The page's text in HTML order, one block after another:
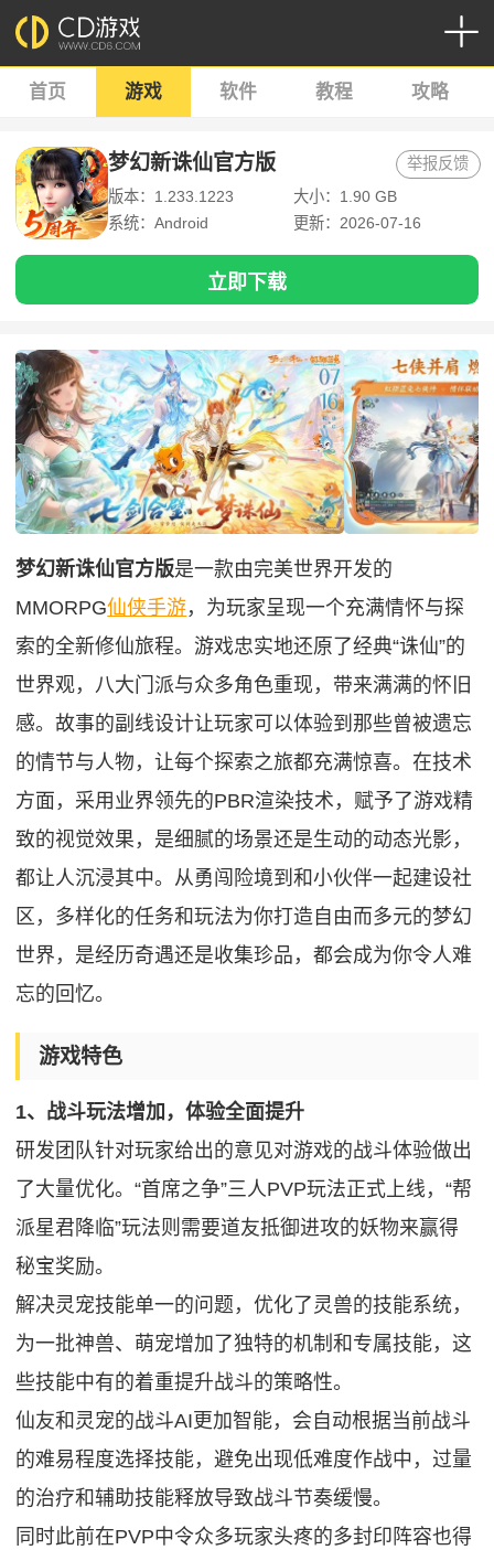
首页 游戏 软件 教程 攻略
梦幻新诛仙官方版
版本：1.233.1223
大小：1.90 GB
系统：Android
更新：2026-07-16
举报反馈
立即下载
梦幻新诛仙官方版是一款由完美世界开发的
MMORPG仙侠手游，为玩家呈现一个充满情怀与探
索的全新修仙旅程。游戏忠实地还原了经典“诛仙”的
世界观，八大门派与众多角色重现，带来满满的怀旧
感。故事的副线设计让玩家可以体验到那些曾被遗忘
的情节与人物，让每个探索之旅都充满惊喜。在技术
方面，采用业界领先的PBR渲染技术，赋予了游戏精
致的视觉效果，是细腻的场景还是生动的动态光影，
都让人沉浸其中。从勇闯险境到和小伙伴一起建设社
区，多样化的任务和玩法为你打造自由而多元的梦幻
世界，是经历奇遇还是收集珍品，都会成为你令人难
忘的回忆。
游戏特色
1、战斗玩法增加，体验全面提升
研发团队针对玩家给出的意见对游戏的战斗体验做出
了大量优化。“首席之争”三人PVP玩法正式上线，“帮
派星君降临”玩法则需要道友抵御进攻的妖物来赢得
秘宝奖励。
解决灵宠技能单一的问题，优化了灵兽的技能系统，
为一批神兽、萌宠增加了独特的机制和专属技能，这
些技能中有的着重提升战斗的策略性。
仙友和灵宠的战斗AI更加智能，会自动根据当前战斗
的难易程度选择技能，避免出现低难度作战中，过量
的治疗和辅助技能释放导致战斗节奏缓慢。
同时此前在PVP中令众多玩家头疼的多封印阵容也得